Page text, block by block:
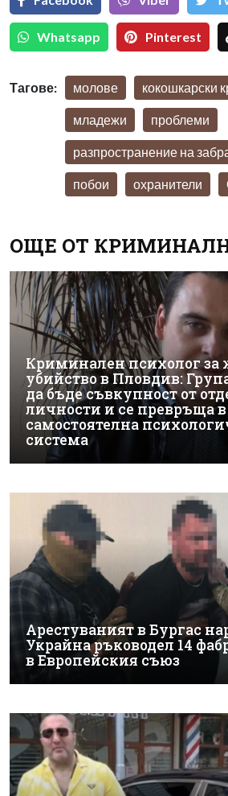
Whatsapp Pinterest
Тагове: молове кокошкарски
младежи проблеми
разпространение на
побои охранители
ОЩЕ ОТ
Криминален психолог за
убийство в Пловдив:
да бъде съвкупност от
личности и се превръща в
самостоятелна
система
Арестуваният в Бургас
Украйна ръководел 14
в Европейския съюз